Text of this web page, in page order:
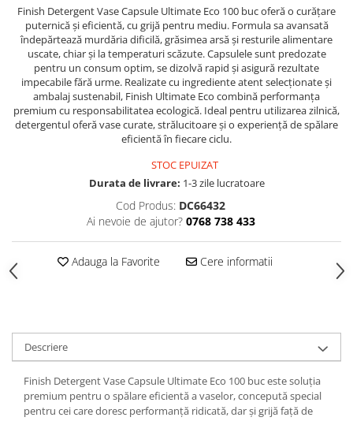
Incubatoare
Lampi solare
Unelte
Hrana, Accesorii si Ingrijire Animale
Accesorii
Hrana Caini
Hrana Uscata
Ingrijire Animale
Dus si Baie
Gel de Dus pentru Copii
Pudra de Talc
Finish Detergent Vase Capsule Ultimate Eco 100 buc oferă o curățare
puternică și eficientă, cu grijă pentru mediu. Formula sa avansată
îndepărtează murdăria dificilă, grăsimea arsă și resturile alimentare
uscate, chiar și la temperaturi scăzute. Capsulele sunt predozate
pentru un consum optim, se dizolvă rapid și asigură rezultate
impecabile fără urme. Realizate cu ingrediente atent selecționate și
ambalaj sustenabil, Finish Ultimate Eco combină performanța
premium cu responsabilitatea ecologică. Ideal pentru utilizarea zilnică,
detergentul oferă vase curate, strălucitoare și o experiență de spălare
eficientă în fiecare ciclu.
STOC EPUIZAT
Durata de livrare: 1-3 zile lucratoare
Cod Produs: DC66432
Ai nevoie de ajutor? 0768 738 433
Adauga la Favorite Cere informatii
Descriere
Finish Detergent Vase Capsule Ultimate Eco 100 buc este soluția
premium pentru o spălare eficientă a vaselor, concepută special
pentru cei care doresc performanță ridicată, dar și grijă față de